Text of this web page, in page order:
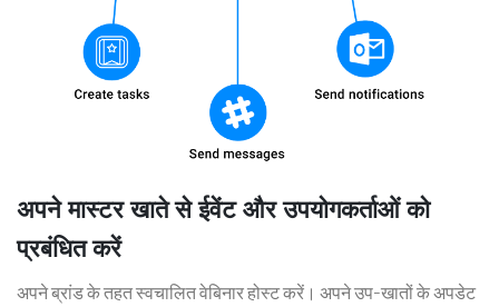
अपने मास्टर खाते से ईवेंट और उपयोगकर्ताओं को
प्रबंधित करें
अपने ब्रांड के तहत स्वचालित वेबिनार होस्ट करें। अपने उप-खातों के अपडेट